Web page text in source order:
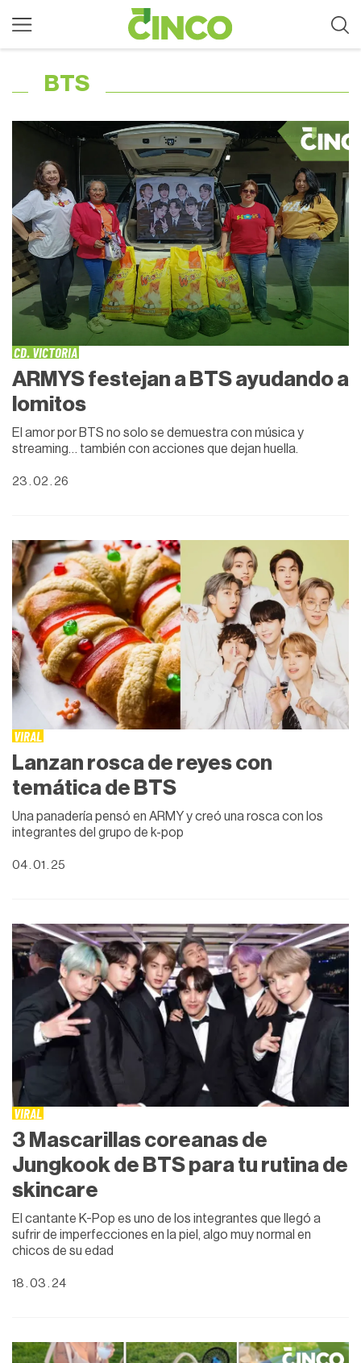
BTS
CD. VICTORIA
ARMYS festejan a BTS ayudando a
lomitos
El amor por BTS no solo se demuestra con música y
streaming… también con acciones que dejan huella.
23 . 02 . 26
VIRAL
Lanzan rosca de reyes con
temática de BTS
Una panadería pensó en ARMY y creó una rosca con los
integrantes del grupo de k-pop
04 . 01 . 25
VIRAL
3 Mascarillas coreanas de
Jungkook de BTS para tu rutina de
skincare
El cantante K-Pop es uno de los integrantes que llegó a
sufrir de imperfecciones en la piel, algo muy normal en
chicos de su edad
18 . 03 . 24